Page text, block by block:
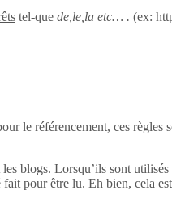
tel-que de,le,la etc… . (ex:
le référencement, ces règles
blogs. Lorsqu’ils sont
pour être lu. Eh bien, cela